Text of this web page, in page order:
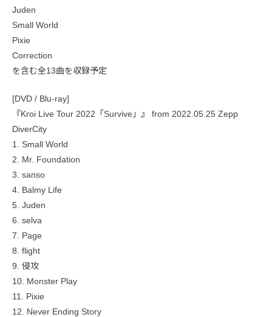
Juden
Small World
Pixie
Correction
を含む全13曲を収録予定
[DVD / Blu-ray]
『Kroi Live Tour 2022「Survive」』 from 2022.05.25 Zepp
DiverCity
1. Small World
2. Mr. Foundation
3. sanso
4. Balmy Life
5. Juden
6. selva
7. Page
8. flight
9. 侵攻
10. Monster Play
11. Pixie
12. Never Ending Story